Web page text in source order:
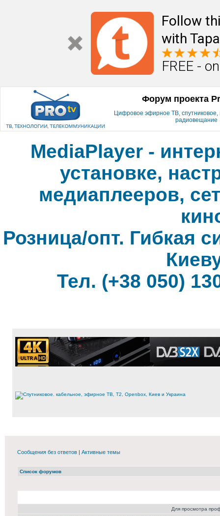
Follow
with
FREE -
Форум проекта
Цифровое эфирное ТВ, спутниковое,
радиовещание
MediaPlayer -
установке,
медиаплееров,
Розница/опт. Гибкая
Тел. (+38 050)
Сообщения без ответов | Активные темы
Список форумов
Для просмотра